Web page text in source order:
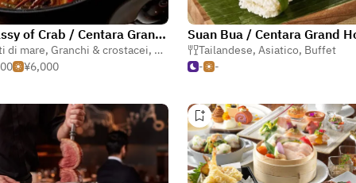
Embassy of Crab / Centara Grand Hotel Osaka
di mare, Granchi & crostacei, Buffet
¥6,000
Tailandese, Asiatico, Buffet
-
-